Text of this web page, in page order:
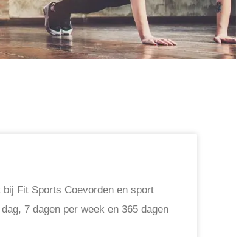
Fit Sports Coevorden en sport
7 dagen per week en 365 dagen